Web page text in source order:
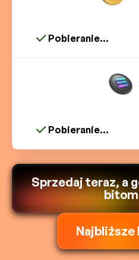
Pobieranie...
Pobieranie...
Sprzedaj teraz, a